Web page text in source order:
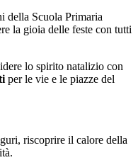
della Scuola Primaria
la gioia delle feste con tutti
lo spirito natalizio con
per le vie e le piazze del
riscoprire il calore della